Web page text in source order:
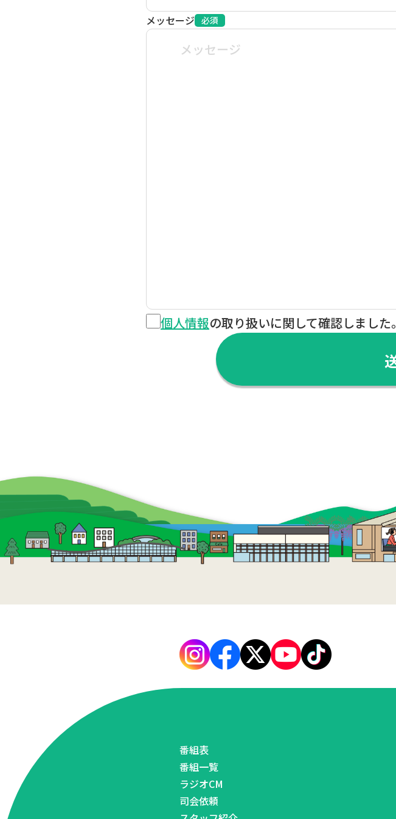
メッセージ 必須
個人情報の取り扱いに関して確認しました。
番組表
番組一覧
ラジオCM
司会依頼